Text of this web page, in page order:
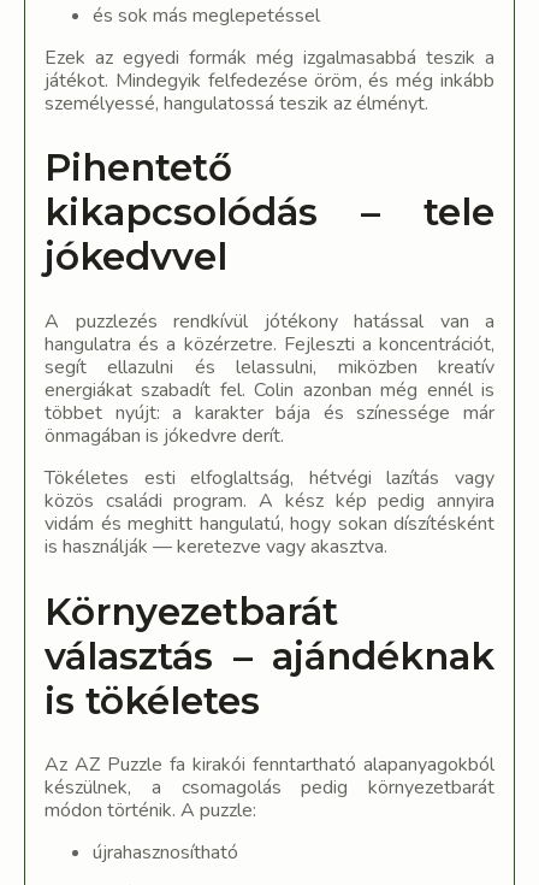
és sok más meglepetéssel
Ezek az egyedi formák még izgalmasabbá teszik a
játékot. Mindegyik felfedezése öröm, és még inkább
személyessé, hangulatossá teszik az élményt.
Pihentető
kikapcsolódás – tele
jókedvvel
A puzzlezés rendkívül jótékony hatással van a
hangulatra és a közérzetre. Fejleszti a koncentrációt,
segít ellazulni és lelassulni, miközben kreatív
energiákat szabadít fel. Colin azonban még ennél is
többet nyújt: a karakter bája és színessége már
önmagában is jókedvre derít.
Tökéletes esti elfoglaltság, hétvégi lazítás vagy
közös családi program. A kész kép pedig annyira
vidám és meghitt hangulatú, hogy sokan díszítésként
is használják — keretezve vagy akasztva.
Környezetbarát
választás – ajándéknak
is tökéletes
Az AZ Puzzle fa kirakói fenntartható alapanyagokból
készülnek, a csomagolás pedig környezetbarát
módon történik. A puzzle:
újrahasznosítható